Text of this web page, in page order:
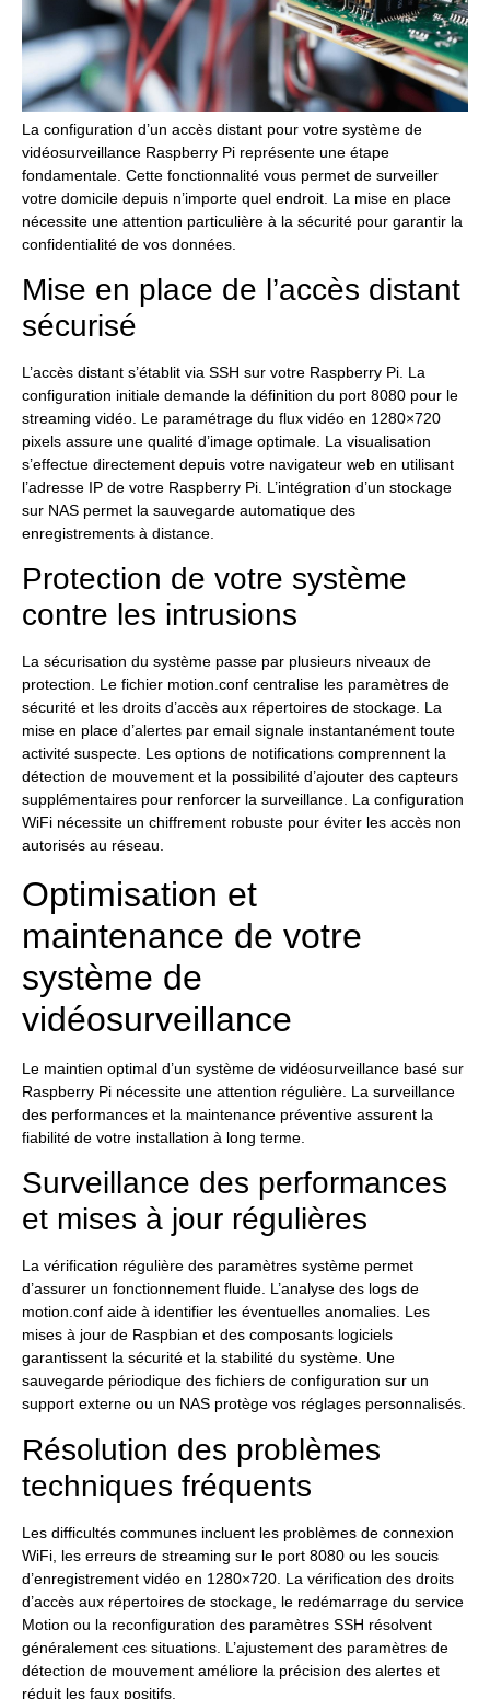
La configuration d’un accès distant pour votre système de
vidéosurveillance Raspberry Pi représente une étape
fondamentale. Cette fonctionnalité vous permet de surveiller
votre domicile depuis n’importe quel endroit. La mise en place
nécessite une attention particulière à la sécurité pour garantir la
confidentialité de vos données.
Mise en place de l’accès distant
sécurisé
L’accès distant s’établit via SSH sur votre Raspberry Pi. La
configuration initiale demande la définition du port 8080 pour le
streaming vidéo. Le paramétrage du flux vidéo en 1280×720
pixels assure une qualité d’image optimale. La visualisation
s’effectue directement depuis votre navigateur web en utilisant
l’adresse IP de votre Raspberry Pi. L’intégration d’un stockage
sur NAS permet la sauvegarde automatique des
enregistrements à distance.
Protection de votre système
contre les intrusions
La sécurisation du système passe par plusieurs niveaux de
protection. Le fichier motion.conf centralise les paramètres de
sécurité et les droits d’accès aux répertoires de stockage. La
mise en place d’alertes par email signale instantanément toute
activité suspecte. Les options de notifications comprennent la
détection de mouvement et la possibilité d’ajouter des capteurs
supplémentaires pour renforcer la surveillance. La configuration
WiFi nécessite un chiffrement robuste pour éviter les accès non
autorisés au réseau.
Optimisation et
maintenance de votre
système de
vidéosurveillance
Le maintien optimal d’un système de vidéosurveillance basé sur
Raspberry Pi nécessite une attention régulière. La surveillance
des performances et la maintenance préventive assurent la
fiabilité de votre installation à long terme.
Surveillance des performances
et mises à jour régulières
La vérification régulière des paramètres système permet
d’assurer un fonctionnement fluide. L’analyse des logs de
motion.conf aide à identifier les éventuelles anomalies. Les
mises à jour de Raspbian et des composants logiciels
garantissent la sécurité et la stabilité du système. Une
sauvegarde périodique des fichiers de configuration sur un
support externe ou un NAS protège vos réglages personnalisés.
Résolution des problèmes
techniques fréquents
Les difficultés communes incluent les problèmes de connexion
WiFi, les erreurs de streaming sur le port 8080 ou les soucis
d’enregistrement vidéo en 1280×720. La vérification des droits
d’accès aux répertoires de stockage, le redémarrage du service
Motion ou la reconfiguration des paramètres SSH résolvent
généralement ces situations. L’ajustement des paramètres de
détection de mouvement améliore la précision des alertes et
réduit les faux positifs.